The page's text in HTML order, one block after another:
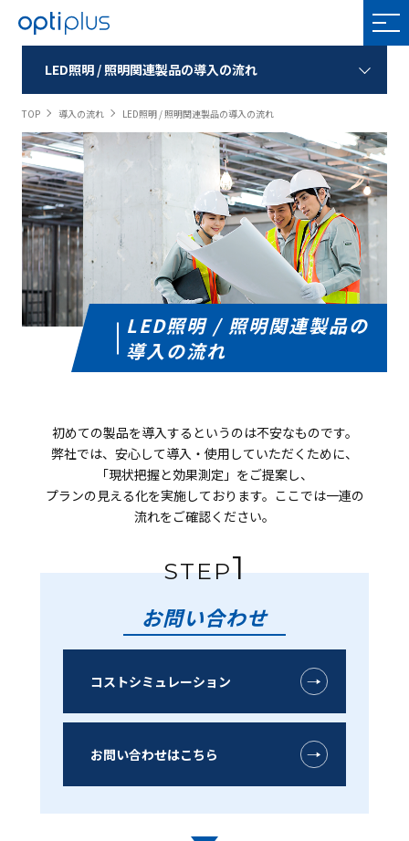
LED照明 / 照明関連製品の導入の流れ
TOP 導入の流れ LED照明 / 照明関連製品の導入の流れ
LED照明 / 照明関連製品の
導入の流れ
初めての製品を導入するというのは不安なものです。
弊社では、安心して導入・使用していただくために、
「現状把握と効果測定」をご提案し、
プランの見える化を実施しております。ここでは一連の
流れをご確認ください。
STEP1
お問い合わせ
コストシミュレーション
お問い合わせはこちら